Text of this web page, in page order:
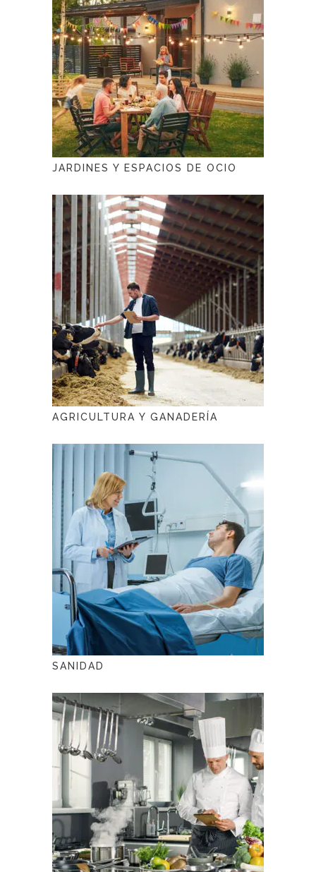
JARDINES Y ESPACIOS DE OCIO
AGRICULTURA Y GANADERÍA
SANIDAD